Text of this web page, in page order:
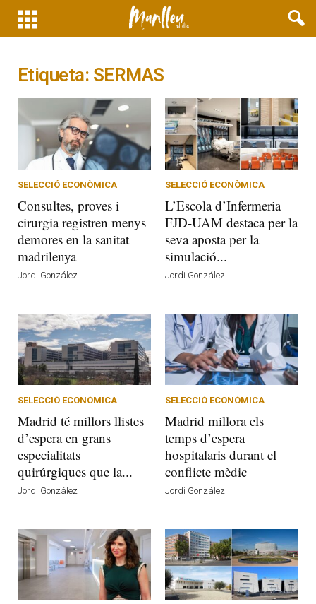
Etiqueta: SERMAS
SELECCIÓ ECONÒMICA
Consultes, proves i
cirurgia registren menys
demores en la sanitat
madrilenya
Jordi González
SELECCIÓ ECONÒMICA
L’Escola d’Infermeria
FJD-UAM destaca per la
seva aposta per la
simulació...
Jordi González
SELECCIÓ ECONÒMICA
Madrid té millors llistes
d’espera en grans
especialitats
quirúrgiques que la...
Jordi González
SELECCIÓ ECONÒMICA
Madrid millora els
temps d’espera
hospitalaris durant el
conflicte mèdic
Jordi González